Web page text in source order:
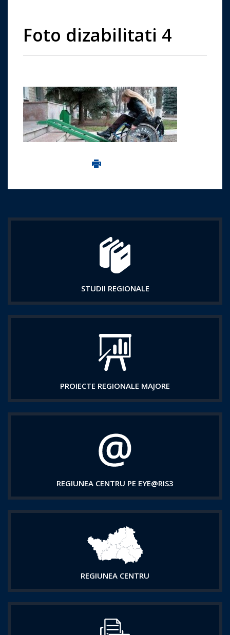
Foto dizabilitati 4
Imprima aceasta pagina
STUDII REGIONALE
PROIECTE REGIONALE MAJORE
REGIUNEA CENTRU PE EYE@RIS3
REGIUNEA CENTRU